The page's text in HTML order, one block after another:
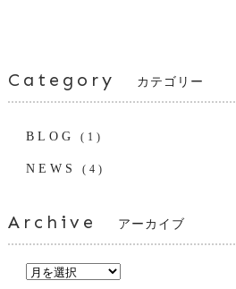
Category カテゴリー
BLOG (1)
NEWS (4)
Archive アーカイブ